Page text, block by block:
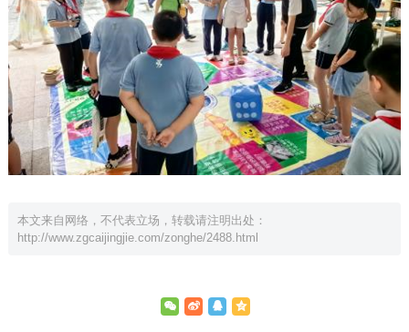
本文来自网络，不代表立场，转载请注明出处：
http://www.zgcaijingjie.com/zonghe/2488.html